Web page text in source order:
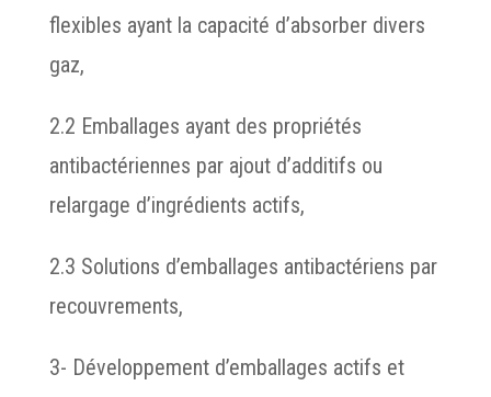
flexibles ayant la capacité d’absorber divers
gaz,
2.2 Emballages ayant des propriétés
antibactériennes par ajout d’additifs ou
relargage d’ingrédients actifs,
2.3 Solutions d’emballages antibactériens par
recouvrements,
3- Développement d’emballages actifs et